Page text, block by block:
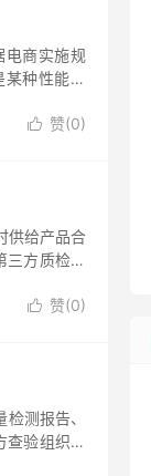
商实施规
种性能检
 赞(0)
供给产品合
方质检组
 赞(0)
测报告、
验组织完